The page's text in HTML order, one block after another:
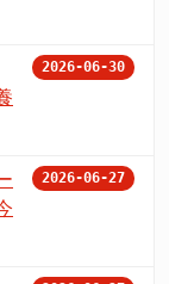
2026-06-30
2026-06-27